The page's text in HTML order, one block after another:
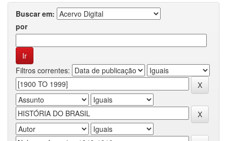
Buscar em:
por
Filtros correntes: